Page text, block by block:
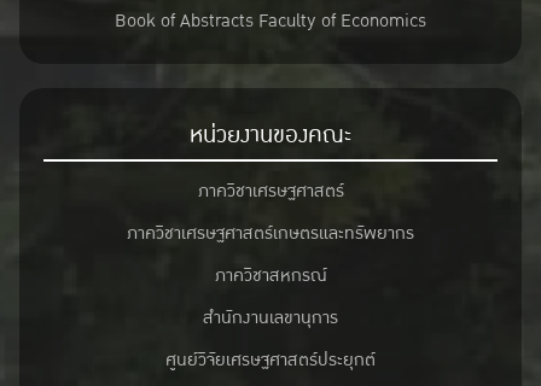
Book of Abstracts Faculty of Economics
หน่วยงานของคณะ
ภาควิชาเศรษฐศาสตร์
ภาควิชาเศรษฐศาสตร์เกษตรและทรัพยากร
ภาควิชาสหกรณ์
สำนักงานเลขานุการ
ศูนย์วิจัยเศรษฐศาสตร์ประยุกต์